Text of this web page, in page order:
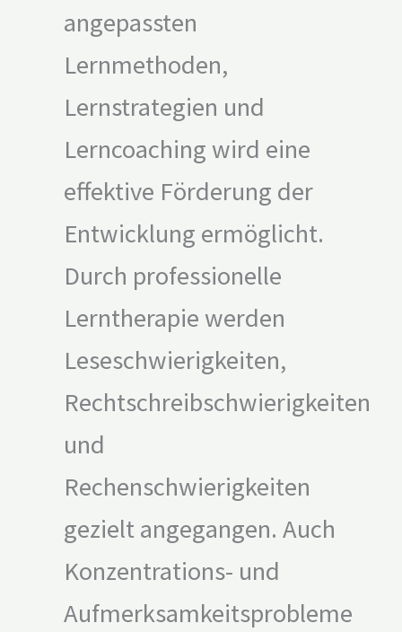
angepassten
Lernmethoden,
Lernstrategien und
Lerncoaching wird eine
effektive Förderung der
Entwicklung ermöglicht.
Durch professionelle
Lerntherapie werden
Leseschwierigkeiten,
Rechtschreibschwierigkeiten
und
Rechenschwierigkeiten
gezielt angegangen. Auch
Konzentrations- und
Aufmerksamkeitsprobleme